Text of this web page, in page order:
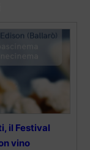
il Festival
vino